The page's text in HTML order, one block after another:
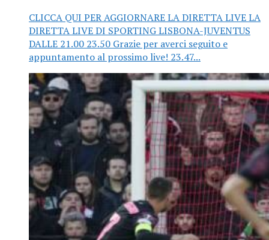
CLICCA QUI PER AGGIORNARE LA DIRETTA LIVE LA
DIRETTA LIVE DI SPORTING LISBONA-JUVENTUS
DALLE 21.00 23.50 Grazie per averci seguito e
appuntamento al prossimo live! 23.47...